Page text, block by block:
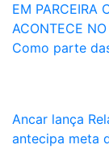
EM PARCEIRA
ACONTECE
Como parte
Ancar lança
antecipa meta